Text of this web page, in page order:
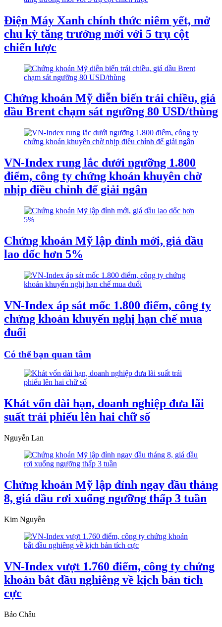
Điện Máy Xanh chính thức niêm yết, mở
chu kỳ tăng trưởng mới với 5 trụ cột
chiến lược
Chứng khoán Mỹ diễn biến trái chiều, giá
dầu Brent chạm sát ngưỡng 80 USD/thùng
VN-Index rung lắc dưới ngưỡng 1.800
điểm, công ty chứng khoán khuyên chờ
nhịp điều chỉnh để giải ngân
Chứng khoán Mỹ lập đỉnh mới, giá dầu
lao dốc hơn 5%
VN-Index áp sát mốc 1.800 điểm, công ty
chứng khoán khuyến nghị hạn chế mua
đuổi
Có thể bạn quan tâm
Khát vốn dài hạn, doanh nghiệp đưa lãi
suất trái phiếu lên hai chữ số
Nguyễn Lan
Chứng khoán Mỹ lập đỉnh ngay đầu tháng
8, giá dầu rơi xuống ngưỡng thấp 3 tuần
Kim Nguyễn
VN-Index vượt 1.760 điểm, công ty chứng
khoán bắt đầu nghiêng về kịch bản tích
cực
Bảo Châu